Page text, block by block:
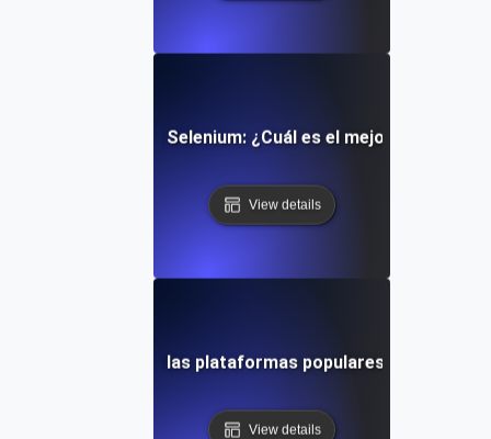
vs. Cypress vs. Selenium: ¿Cuál es el mejor para el
View details
y desventajas de las plataformas populares de
View details